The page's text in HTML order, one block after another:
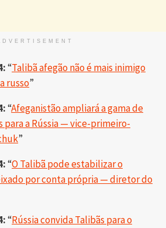
“Talibã afegão não é mais inimigo
russo”
“Afeganistão ampliará a gama de
a Rússia — vice-primeiro-
”
“O Talibã pode estabilizar o
por conta própria — diretor do
“Rússia convida Talibãs para o